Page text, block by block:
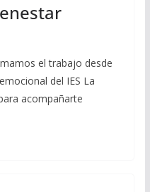
el trabajo desde
del IES La
acompañarte